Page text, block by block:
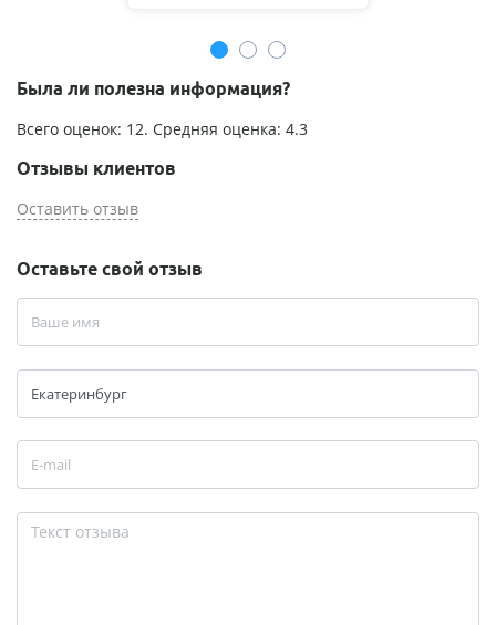
Была ли полезна информация?
Всего оценок: 12. Средняя оценка: 4.3
Отзывы клиентов
Оставить отзыв
Оставьте свой отзыв